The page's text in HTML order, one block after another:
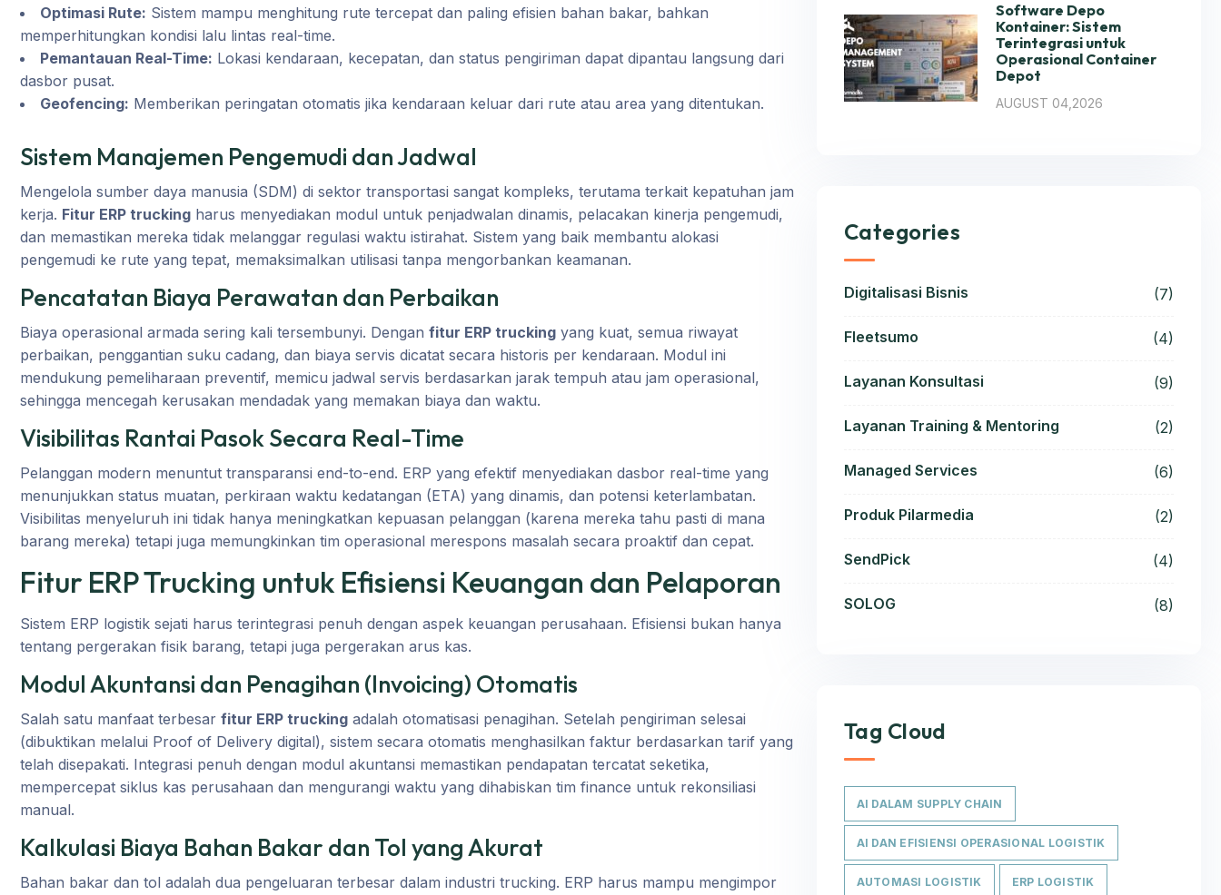
Optimasi Rute: Sistem mampu menghitung rute tercepat dan paling efisien bahan bakar, bahkan
memperhitungkan kondisi lalu lintas real-time.
Pemantauan Real-Time: Lokasi kendaraan, kecepatan, dan status pengiriman dapat dipantau langsung dari
dasbor pusat.
Geofencing: Memberikan peringatan otomatis jika kendaraan keluar dari rute atau area yang ditentukan.
Sistem Manajemen Pengemudi dan Jadwal
Mengelola sumber daya manusia (SDM) di sektor transportasi sangat kompleks, terutama terkait kepatuhan jam
kerja. Fitur ERP trucking harus menyediakan modul untuk penjadwalan dinamis, pelacakan kinerja pengemudi,
dan memastikan mereka tidak melanggar regulasi waktu istirahat. Sistem yang baik membantu alokasi
pengemudi ke rute yang tepat, memaksimalkan utilisasi tanpa mengorbankan keamanan.
Pencatatan Biaya Perawatan dan Perbaikan
Biaya operasional armada sering kali tersembunyi. Dengan fitur ERP trucking yang kuat, semua riwayat
perbaikan, penggantian suku cadang, dan biaya servis dicatat secara historis per kendaraan. Modul ini
mendukung pemeliharaan preventif, memicu jadwal servis berdasarkan jarak tempuh atau jam operasional,
sehingga mencegah kerusakan mendadak yang memakan biaya dan waktu.
Visibilitas Rantai Pasok Secara Real-Time
Pelanggan modern menuntut transparansi end-to-end. ERP yang efektif menyediakan dasbor real-time yang
menunjukkan status muatan, perkiraan waktu kedatangan (ETA) yang dinamis, dan potensi keterlambatan.
Visibilitas menyeluruh ini tidak hanya meningkatkan kepuasan pelanggan (karena mereka tahu pasti di mana
barang mereka) tetapi juga memungkinkan tim operasional merespons masalah secara proaktif dan cepat.
Fitur ERP Trucking untuk Efisiensi Keuangan dan Pelaporan
Sistem ERP logistik sejati harus terintegrasi penuh dengan aspek keuangan perusahaan. Efisiensi bukan hanya
tentang pergerakan fisik barang, tetapi juga pergerakan arus kas.
Modul Akuntansi dan Penagihan (Invoicing) Otomatis
Salah satu manfaat terbesar fitur ERP trucking adalah otomatisasi penagihan. Setelah pengiriman selesai
(dibuktikan melalui Proof of Delivery digital), sistem secara otomatis menghasilkan faktur berdasarkan tarif yang
telah disepakati. Integrasi penuh dengan modul akuntansi memastikan pendapatan tercatat seketika,
mempercepat siklus kas perusahaan dan mengurangi waktu yang dihabiskan tim finance untuk rekonsiliasi
manual.
Kalkulasi Biaya Bahan Bakar dan Tol yang Akurat
Bahan bakar dan tol adalah dua pengeluaran terbesar dalam industri trucking. ERP harus mampu mengimpor
Software Depo
Kontainer: Sistem
Terintegrasi untuk
Operasional Container
Depot
AUGUST 04,2026
Categories
Digitalisasi Bisnis (7)
Fleetsumo (4)
Layanan Konsultasi (9)
Layanan Training & Mentoring (2)
Managed Services (6)
Produk Pilarmedia (2)
SendPick (4)
SOLOG (8)
Tag Cloud
AI DALAM SUPPLY CHAIN
AI DAN EFISIENSI OPERASIONAL LOGISTIK
AUTOMASI LOGISTIK ERP LOGISTIK